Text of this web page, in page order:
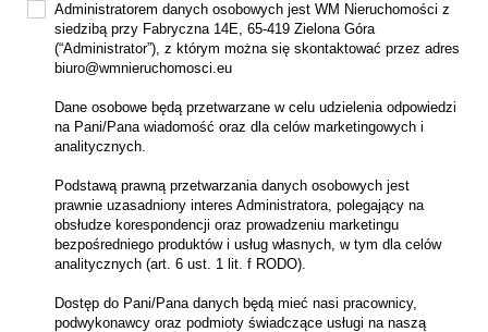
Administratorem danych osobowych jest WM Nieruchomości z
siedzibą przy Fabryczna 14E, 65-419 Zielona Góra
(“Administrator”), z którym można się skontaktować przez adres
biuro@wmnieruchomosci.eu
Dane osobowe będą przetwarzane w celu udzielenia odpowiedzi
na Pani/Pana wiadomość oraz dla celów marketingowych i
analitycznych.
Podstawą prawną przetwarzania danych osobowych jest
prawnie uzasadniony interes Administratora, polegający na
obsłudze korespondencji oraz prowadzeniu marketingu
bezpośredniego produktów i usług własnych, w tym dla celów
analitycznych (art. 6 ust. 1 lit. f RODO).
Dostęp do Pani/Pana danych będą mieć nasi pracownicy,
podwykonawcy oraz podmioty świadczące usługi na naszą